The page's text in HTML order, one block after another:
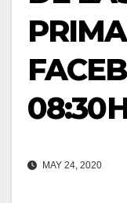
MAY 24, 2020